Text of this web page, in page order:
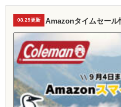
08.29更新 Amazonタイムセール